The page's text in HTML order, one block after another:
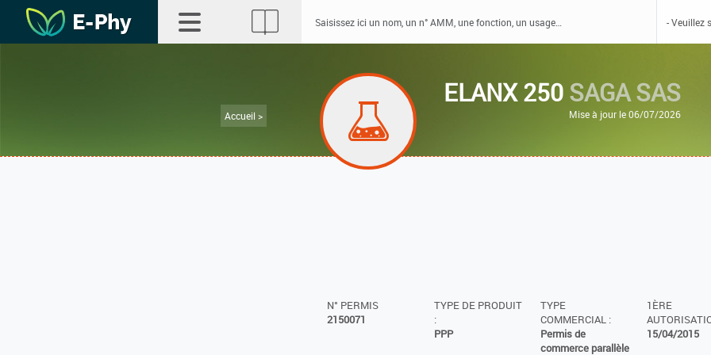
Accueil >
ELANX 250SAGA SAS
Mise à jour le 06/07/2026
N° PERMIS
2150071
TYPE DE PRODUIT
:
PPP
TYPE
COMMERCIAL :
Permis de
commerce parallèle
1ÈRE
15/04/2015